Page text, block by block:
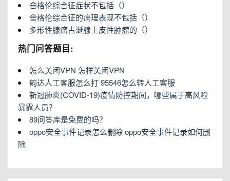
舍格伦综合征症状不包括（）
舍格伦综合征的病理表现不包括（）
多形性腺瘤占涎腺上皮性肿瘤的（）
热门问答题目:
怎么关闭VPN 怎样关闭VPN
韵达人工客服怎么打 95546怎么转人工客服
新冠肺炎(COVID-19)疫情防控期间，哪些属于高风险
暴露人员？
89问答库是免费的吗？
oppo安全事件记录怎么删除 oppo安全事件记录如何删
除